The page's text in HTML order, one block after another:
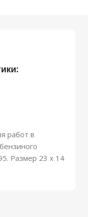
работ в
Размер 23 х 14